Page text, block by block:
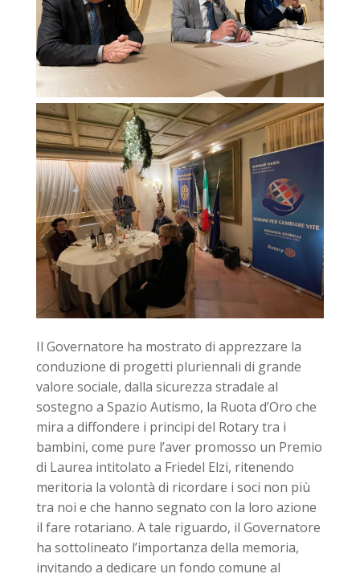
Il Governatore ha mostrato di apprezzare la
conduzione di progetti pluriennali di grande
valore sociale, dalla sicurezza stradale al
sostegno a Spazio Autismo, la Ruota d’Oro che
mira a diffondere i principi del Rotary tra i
bambini, come pure l’aver promosso un Premio
di Laurea intitolato a Friedel Elzi, ritenendo
meritoria la volontà di ricordare i soci non più
tra noi e che hanno segnato con la loro azione
il fare rotariano. A tale riguardo, il Governatore
ha sottolineato l’importanza della memoria,
invitando a dedicare un fondo comune al